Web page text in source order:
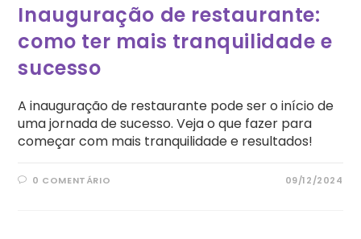
Inauguração de restaurante:
como ter mais tranquilidade e
sucesso
A inauguração de restaurante pode ser o início de
uma jornada de sucesso. Veja o que fazer para
começar com mais tranquilidade e resultados!
0 COMENTÁRIO 09/12/2024